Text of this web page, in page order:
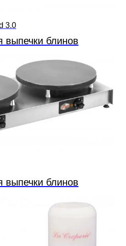
3.0
выпечки блинов
выпечки блинов